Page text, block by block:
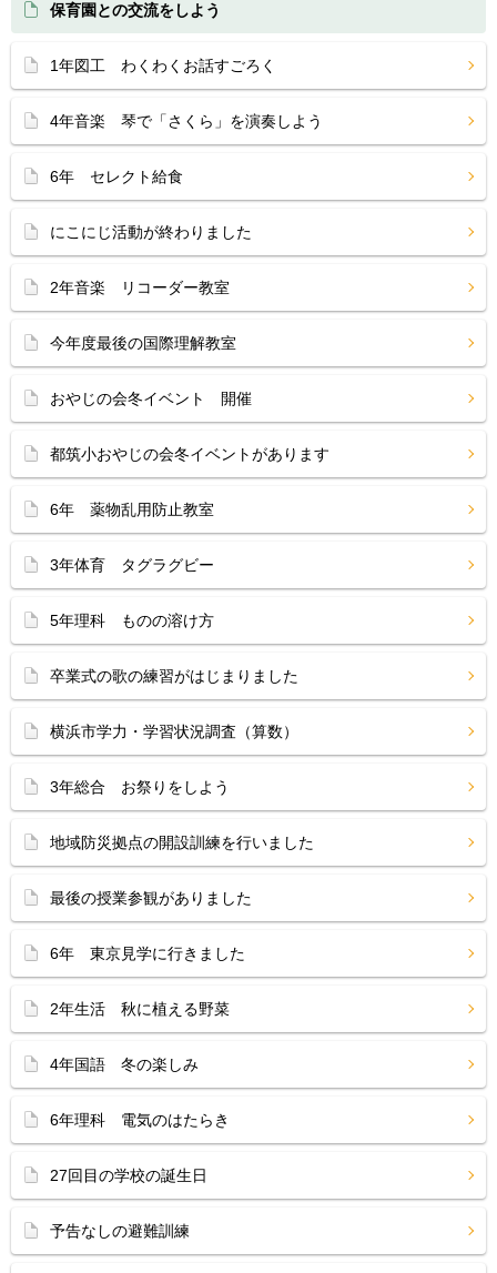
保育園との交流をしよう
1年図工 わくわくお話すごろく
4年音楽 琴で「さくら」を演奏しよう
6年 セレクト給食
にこにじ活動が終わりました
2年音楽 リコーダー教室
今年度最後の国際理解教室
おやじの会冬イベント 開催
都筑小おやじの会冬イベントがあります
6年 薬物乱用防止教室
3年体育 タグラグビー
5年理科 ものの溶け方
卒業式の歌の練習がはじまりました
横浜市学力・学習状況調査（算数）
3年総合 お祭りをしよう
地域防災拠点の開設訓練を行いました
最後の授業参観がありました
6年 東京見学に行きました
2年生活 秋に植える野菜
4年国語 冬の楽しみ
6年理科 電気のはたらき
27回目の学校の誕生日
予告なしの避難訓練